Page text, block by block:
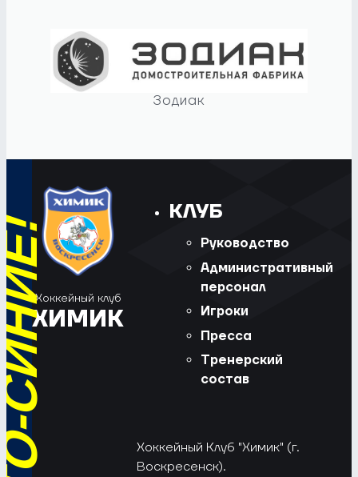
Зодиак
Хоккейный клуб
ХИМИК
КЛУБ
Руководство
Административный
персонал
Игроки
Пресса
Тренерский
состав
Хоккейный Клуб "Химик" (г.
Воскресенск).